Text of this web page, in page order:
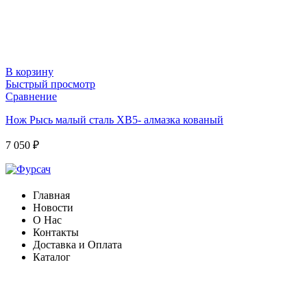
В корзину
Быстрый просмотр
Сравнение
Нож Рысь малый сталь ХВ5- алмазка кованый
7 050 ₽
Главная
Новости
О Нас
Контакты
Доставка и Оплата
Каталог